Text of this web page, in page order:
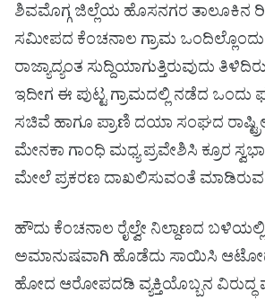
ಶಿವಮೊಗ್ಗ ಜಿಲ್ಲೆಯ ಹೊಸನಗರ ತಾಲೂಕಿನ
ಸಮೀಪದ ಕೆಂಚನಾಲ ಗ್ರಾಮ
ರಾಜ್ಯಾದ್ಯಂತ ಸುದ್ದಿಯಾಗುತ್ತಿರುವುದು
ಇದೀಗ ಈ ಪುಟ್ಟ ಗ್ರಾಮದಲ್ಲಿ ನಡೆದ
ಸಚಿವೆ ಹಾಗೂ ಪ್ರಾಣಿ ದಯಾ ಸಂಘದ
ಮೇನಕಾ ಗಾಂಧಿ ಮಧ್ಯ ಪ್ರವೇಶಿಸಿ ಕ್ರೂರ
ಮೇಲೆ ಪ್ರಕರಣ ದಾಖಲಿಸುವಂತೆ
ಹೌದು ಕೆಂಚನಾಲ ರೈಲ್ವೇ ನಿಲ್ದಾಣದ
ಅಮಾನುಷವಾಗಿ ಹೊಡೆದು ಸಾಯಿಸಿ
ಹೋದ ಆರೋಪದಡಿ ವ್ಯಕ್ತಿಯೊಬ್ಬನ ವಿರುದ್ಧ